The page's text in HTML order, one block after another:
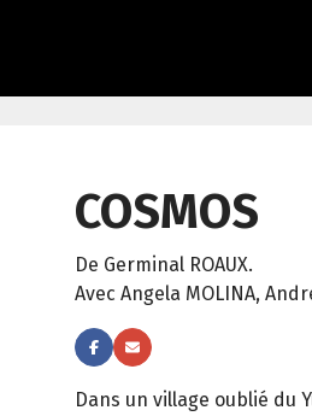
COSMOS
De Germinal ROAUX.
Avec Angela MOLINA,
Dans un village oublié du